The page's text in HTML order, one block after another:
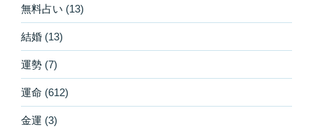
無料占い (13)
結婚 (13)
運勢 (7)
運命 (612)
金運 (3)